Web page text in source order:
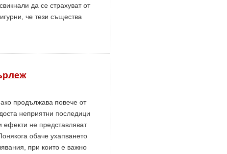
да се страхуват от
че тези същества
продължава повече от
неприятни последици
ефекти не представляват
обаче ухапването
при които е важно